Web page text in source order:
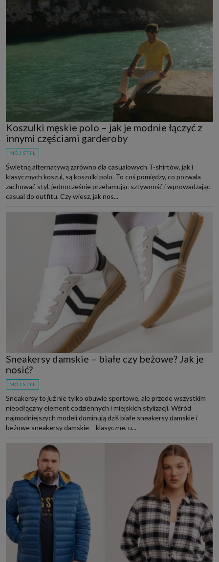
Koszulki męskie polo – jak je modnie łączyć z
innymi częściami garderoby
MÓJ STYL
Świetną alternatywą zarówno dla casualowych T-shirtów, jak i
klasycznych koszul, są koszulki polo. To coś pomiędzy, co pozwala
zachować styl, jednocześnie przełamując sztywność i wprowadzając
casual do outfitu. Czy wiesz, jak nos...
Sneakersy damskie – białe czy beżowe? Jak je
nosić?
MÓJ STYL
Sneakersy to już nie tylko obuwie sportowe, ale przede wszystkim
nieodłączny element codziennych i miejskich stylizacji. Wśród
najmodniejszych modeli dominują dziś białe sneakersy damskie i
beżowe sneakersy damskie – klasyczne, u...